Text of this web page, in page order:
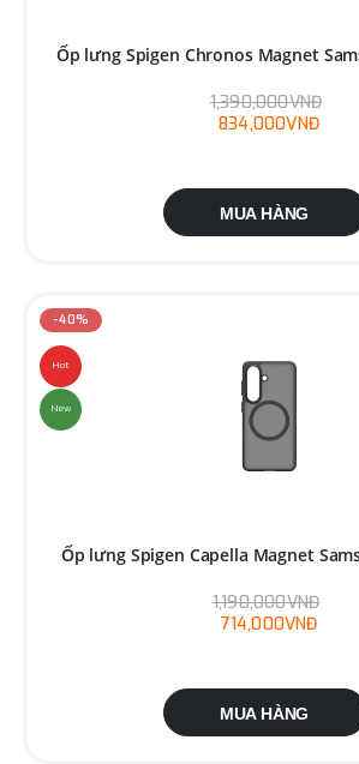
Ốp lưng Spigen Chronos Magnet
1,390,000VNĐ
834,000VNĐ
MUA HÀNG
-40%
Hot
New
Ốp lưng Spigen Capella Magnet
1,190,000VNĐ
714,000VNĐ
MUA HÀNG